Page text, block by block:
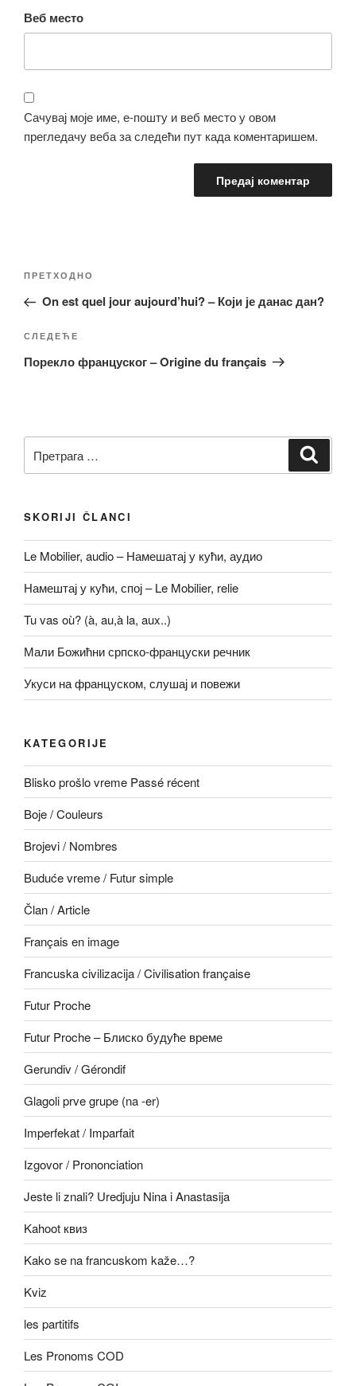
Веб место
Сачувај моје име, е-пошту и веб место у овом
прегледачу веба за следећи пут када коментаришем.
Кретање
Претходни
чланак
ПРЕТХОДНО
On est quel jour aujourd’hui? – Који је данас дан?
Следећи
чланак
СЛЕДЕЋЕ
Порекло француског – Origine du français
за:
SKORIJI ČLANCI
Le Mobilier, audio – Намешатај у кући, аудио
Намештај у кући, спој – Le Mobilier, relie
Tu vas où? (à, au,à la, aux..)
Мали Божићни српско-француски речник
Укуси на француском, слушај и повежи
KATEGORIJE
Blisko prošlo vreme Passé récent
Boje / Couleurs
Brojevi / Nombres
Buduće vreme / Futur simple
Član / Article
Français en image
Francuska civilizacija / Civilisation française
Futur Proche
Futur Proche – Блиско будуће време
Gerundiv / Gérondif
Glagoli prve grupe (na -er)
Imperfekat / Imparfait
Izgovor / Prononciation
Jeste li znali? Uredjuju Nina i Anastasija
Kahoot квиз
Kako se na francuskom kaže…?
Kviz
les partitifs
Les Pronoms COD